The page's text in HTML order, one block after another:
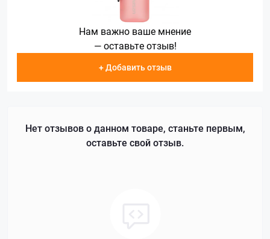
Нам важно ваше мнение
— оставьте отзыв!
+ Добавить отзыв
Нет отзывов о данном товаре, станьте первым,
оставьте свой отзыв.